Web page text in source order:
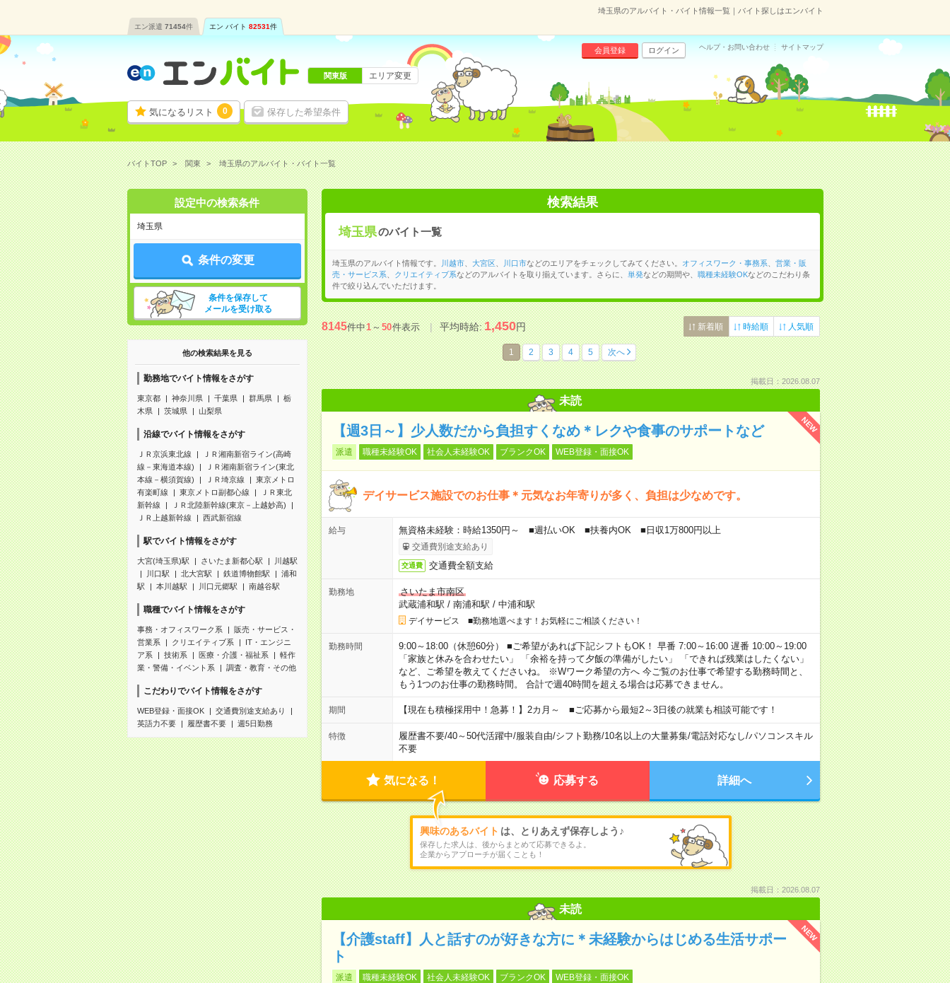
埼玉県のアルバイト・バイト情報一覧｜バイト探しはエンバイト
エン派遣 71454件 エン バイト 82531件
気になるリスト 0 保存した希望条件
会員登録 ログイン ヘルプ・お問い合わせ サイトマップ
関東版 エリア変更
バイトTOP 関東 埼玉県のアルバイト・バイト一覧
設定中の検索条件
埼玉県
条件の変更
条件を保存して
メールを受け取る
他の検索結果を見る
勤務地でバイト情報をさがす
東京都 神奈川県 千葉県 群馬県
栃
木県
茨城県 山梨県
沿線でバイト情報をさがす
ＪＲ京浜東北線
ＪＲ湘南新宿ライン(高崎
線－東海道本線)
ＪＲ湘南新宿ライン(東北
本線－横須賀線)
ＪＲ埼京線
東京メトロ
有楽町線
東京メトロ副都心線
ＪＲ東北
新幹線
ＪＲ北陸新幹線(東京－上越妙高)
ＪＲ上越新幹線
西武新宿線
駅でバイト情報をさがす
大宮(埼玉県)駅 さいたま新都心駅
川越駅
川口駅
北大宮駅 鉄道博物館駅
浦和
駅
本川越駅 川口元郷駅 南越谷駅
職種でバイト情報をさがす
事務・オフィスワーク系
販売・サービス・
営業系
クリエイティブ系
IT・エンジニ
ア系
技術系 医療・介護・福祉系
軽作
業・警備・イベント系
調査・教育・その他
こだわりでバイト情報をさがす
WEB登録・面接OK
交通費別途支給あり
英語力不要
履歴書不要 週5日勤務
検索結果
埼玉県のバイト一覧
埼玉県のアルバイト情報です。 川越市、 大宮区、 川口市などのエリアをチェックしてみてください。 オフィスワーク・事務系
営業・販
売・サービス系
クリエイティブ系などのアルバイトを取り揃えています。さらに、 単発などの期間や、 職種未経験OKなどのこだわり条
件で絞り込んでいただけます。
8145件中1～50件表示 平均時給:1,450円 新着順 時給順 人気順
1 2 3 4 5 次へ
掲載日：2026.08.07
未読
NEW
【週3日～】少人数だから負担すくなめ＊レクや食事のサポートなど
派遣 職種未経験OK 社会人未経験OK ブランクOK WEB登録・面接OK
デイサービス施設でのお仕事＊元気なお年寄りが多く、負担は少なめです。
給与 無資格未経験：時給1350円～ ■週払いOK ■扶養内OK ■日収1万800円以上
交通費別途支給あり
交通費 交通費全額支給
勤務地
さいたま市南区
武蔵浦和駅 / 南浦和駅 / 中浦和駅
デイサービス ■勤務地選べます！お気軽にご相談ください！
勤務時間
9:00～18:00（休憩60分） ■ご希望があれば下記シフトもOK！ 早番 7:00～16:00 遅番 10:00～19:00
「家族と休みを合わせたい」 「余裕を持って夕飯の準備がしたい」 「できれば残業はしたくない」
など、ご希望を教えてくださいね。 ※Wワーク希望の方へ 今ご覧のお仕事で希望する勤務時間と、
もう1つのお仕事の勤務時間。 合計で週40時間を超える場合は応募できません。
期間 【現在も積極採用中！急募！】2カ月～ ■ご応募から最短2～3日後の就業も相談可能です！
特徴 履歴書不要/40～50代活躍中/服装自由/シフト勤務/10名以上の大量募集/電話対応なし/パソコンスキル
不要
気になる！ 応募する 詳細へ
興味のあるバイト は、とりあえず保存しよう♪
保存した求人は、後からまとめて応募できるよ。
企業からアプローチが届くことも！
掲載日：2026.08.07
未読
NEW
【介護staff】人と話すのが好きな方に＊未経験からはじめる生活サポー
ト
派遣 職種未経験OK 社会人未経験OK ブランクOK WEB登録・面接OK